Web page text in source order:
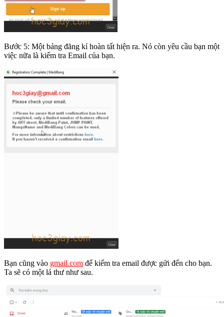
Bước 5: Một bảng đăng kí hoàn tất hiện ra. Nó còn yêu cầu bạn một
việc nữa là kiểm tra Email của bạn.
Bạn cũng vào gmail.com để kiểm tra email được gửi đến cho bạn.
Ta sẽ có một lá thư như sau.